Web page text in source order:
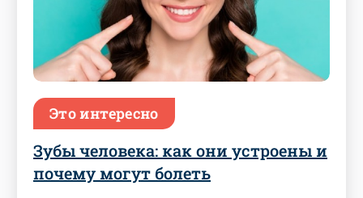
Это интересно
Зубы человека: как они устроены и
почему могут болеть